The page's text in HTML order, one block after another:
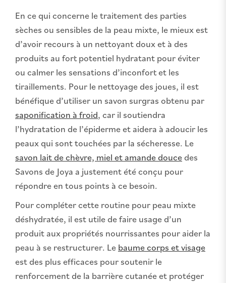
En ce qui concerne le traitement des parties
sèches ou sensibles de la peau mixte, le mieux est
d’avoir recours à un nettoyant doux et à des
produits au fort potentiel hydratant pour éviter
ou calmer les sensations d’inconfort et les
tiraillements. Pour le nettoyage des joues, il est
bénéfique d’utiliser un savon surgras obtenu par
saponification à froid, car il soutiendra
l’hydratation de l’épiderme et aidera à adoucir les
peaux qui sont touchées par la sécheresse. Le
savon lait de chèvre, miel et amande douce des
Savons de Joya a justement été conçu pour
répondre en tous points à ce besoin.
Pour compléter cette routine pour peau mixte
déshydratée, il est utile de faire usage d’un
produit aux propriétés nourrissantes pour aider la
peau à se restructurer. Le baume corps et visage
est des plus efficaces pour soutenir le
renforcement de la barrière cutanée et protéger